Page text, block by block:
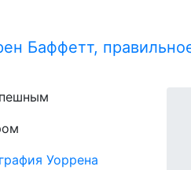
Уоррена